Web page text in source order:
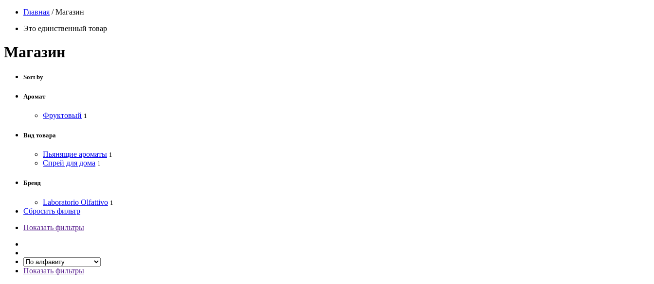
Главная /Магазин
Это единственный товар
Магазин
Sort by
Аромат
Фруктовый 1
Вид товара
Пьянящие ароматы 1
Спрей для дома 1
Бренд
Laboratorio Olfattivo 1
Сбросить фильтр
Показать фильтры
Показать фильтры